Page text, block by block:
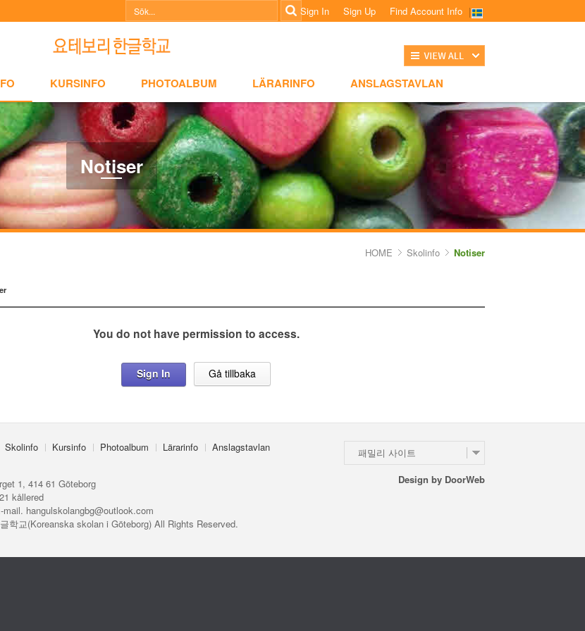
Sign In
Sign Up Find Account Info
KURSINFO PHOTOALBUM LÄRARINFO ANSLAGSTAVLAN
ANSLAGSTAVLAN
Notiser
HOME Skolinfo Notiser
You do not have permission to access.
Sign In Gå tillbaka
Skolinfo Kursinfo Photoalbum Lärarinfo Anslagstavlan
1, 414 61 Göteborg
kållered
hangulskolangbg@outlook.com
학교(Koreanska skolan i Göteborg) All Rights Reserved.
패밀리 사이트
Design by DoorWeb